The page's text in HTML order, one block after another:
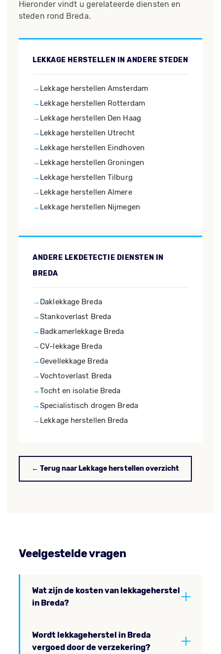
Hieronder vindt u gerelateerde diensten en
steden rond Breda.
LEKKAGE HERSTELLEN IN ANDERE STEDEN
Lekkage herstellen Amsterdam
Lekkage herstellen Rotterdam
Lekkage herstellen Den Haag
Lekkage herstellen Utrecht
Lekkage herstellen Eindhoven
Lekkage herstellen Groningen
Lekkage herstellen Tilburg
Lekkage herstellen Almere
Lekkage herstellen Nijmegen
ANDERE LEKDETECTIE DIENSTEN IN
BREDA
Daklekkage Breda
Stankoverlast Breda
Badkamerlekkage Breda
CV-lekkage Breda
Gevellekkage Breda
Vochtoverlast Breda
Tocht en isolatie Breda
Specialistisch drogen Breda
Lekkage herstellen Breda
← Terug naar Lekkage herstellen overzicht
Veelgestelde vragen
Wat zijn de kosten van lekkageherstel
in Breda?
Wordt lekkageherstel in Breda
vergoed door de verzekering?